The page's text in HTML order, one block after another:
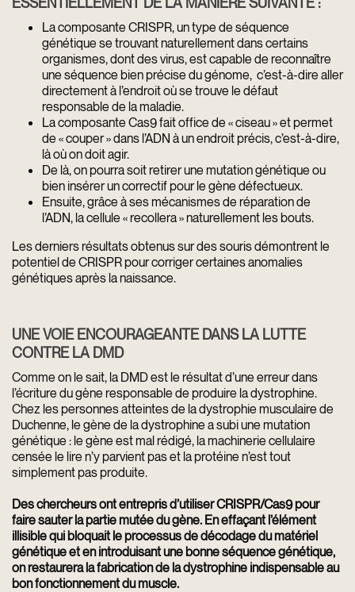
La composante CRISPR, un type de séquence
génétique se trouvant naturellement dans certains
organismes, dont des virus, est capable de reconnaître
une séquence bien précise du génome, c’est-à-dire aller
directement à l’endroit où se trouve le défaut
responsable de la maladie.
La composante Cas9 fait office de « ciseau » et permet
de « couper » dans l’ADN à un endroit précis, c’est-à-dire,
là où on doit agir.
De là, on pourra soit retirer une mutation génétique ou
bien insérer un correctif pour le gène défectueux.
Ensuite, grâce à ses mécanismes de réparation de
l’ADN, la cellule « recollera » naturellement les bouts.
Les derniers résultats obtenus sur des souris démontrent le
potentiel de CRISPR pour corriger certaines anomalies
génétiques après la naissance.
UNE VOIE ENCOURAGEANTE DANS LA LUTTE
CONTRE LA DMD
Comme on le sait, la DMD est le résultat d’une erreur dans
l’écriture du gène responsable de produire la dystrophine.
Chez les personnes atteintes de la dystrophie musculaire de
Duchenne, le gène de la dystrophine a subi une mutation
génétique : le gène est mal rédigé, la machinerie cellulaire
censée le lire n’y parvient pas et la protéine n’est tout
simplement pas produite.
Des chercheurs ont entrepris d’utiliser CRISPR/Cas9 pour
faire sauter la partie mutée du gène. En effaçant l’élément
illisible qui bloquait le processus de décodage du matériel
génétique et en introduisant une bonne séquence génétique,
on restaurera la fabrication de la dystrophine indispensable au
bon fonctionnement du muscle.